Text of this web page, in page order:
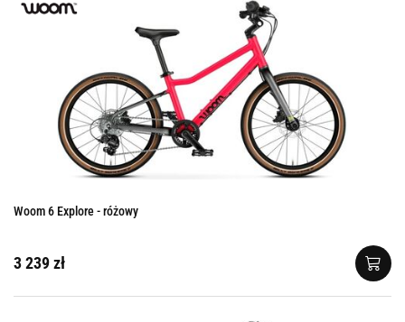
Woom 6 Explore - różowy
3 239 zł